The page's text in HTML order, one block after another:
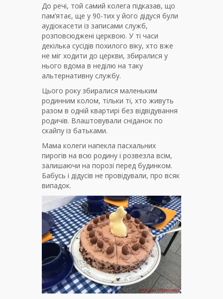
До речі, той самий колега підказав, що
пам’ятає, ще у 90-тих у його дідуся були
аудіокасети із записами служб,
розповсюджені церквою. У ті часи
декілька сусідів похилого віку, хто вже
не міг ходити до церкви, збиралися у
нього вдома в неділю на таку
альтернативну службу.
Цього року збиралися маленьким
родинним колом, тільки ті, хто живуть
разом в одній квартирі без відвідування
родичів. Влаштовували сніданок по
скайпу із батьками.
Мама колеги напекла пасхальних
пирогів на всю родину і розвезла всім,
залишаючи на порозі перед будинком.
Бабусь і дідусів не провідували, про всяк
випадок.